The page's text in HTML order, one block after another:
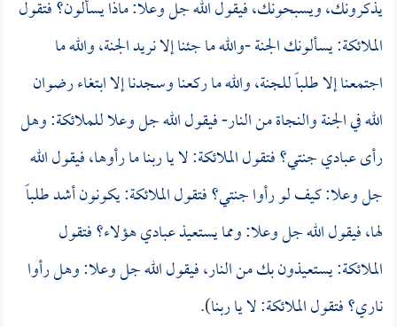
يذكرونك، ويسبحونك، فيقول الله جل وعلا: ماذا يسألون؟ فتقول
الملائكة: يسألونك الجنة -والله ما جئنا إلا نريد الجنة، والله ما
اجتمعنا إلا طلباً للجنة، والله ما ركعنا وسجدنا إلا ابتغاء رضوان
الله في الجنة والنجاة من النار- فيقول الله جل وعلا للملائكة: وهل
رأى عبادي جنتي؟ فتقول الملائكة: لا يا ربنا ما رأوها، فيقول الله
جل وعلا: كيف لو رأوا جنتي؟ فتقول الملائكة: يكونون أشد طلباً
لها، فيقول الله جل وعلا: ومما يستعيذ عبادي هؤلاء؟ فتقول
الملائكة: يستعيذون بك من النار، فيقول الله جل وعلا: وهل رأوا
ناري؟ فتقول الملائكة: لا يا ربنا).